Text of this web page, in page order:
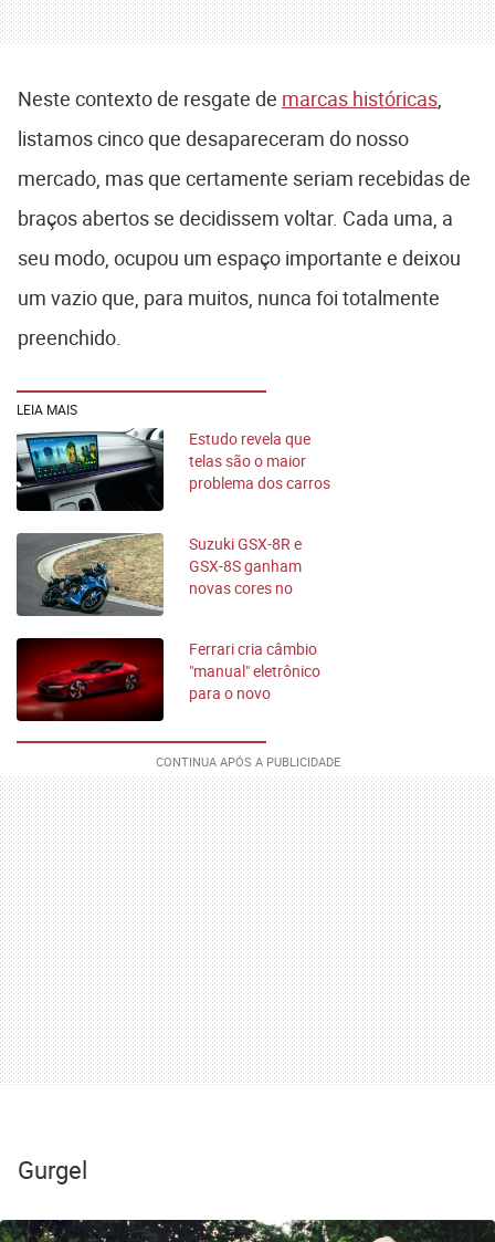
Neste contexto de resgate de marcas históricas
listamos cinco que desapareceram do nosso
mercado, mas que certamente seriam recebidas de
braços abertos se decidissem voltar. Cada uma, a
seu modo, ocupou um espaço importante e deixou
um vazio que, para muitos, nunca foi totalmente
preenchido.
LEIA MAIS
Estudo revela que
telas são o maior
problema dos carros
Suzuki GSX-8R e
GSX-8S ganham
novas cores no
Ferrari cria câmbio
"manual" eletrônico
para o novo
Gurgel